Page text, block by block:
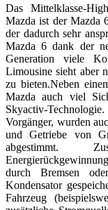
Das Mittelklasse-
Mazda ist der Mazda
der dadurch sehr
Mazda 6 dank der
Generation viele
Limousine sieht aber
zu bieten.Neben
Mazda auch viel
Skyactiv-
Vorgänger, wurden
und Getriebe von
abgestimmt.
durch Bremsen
Kondensator
Fahrzeug